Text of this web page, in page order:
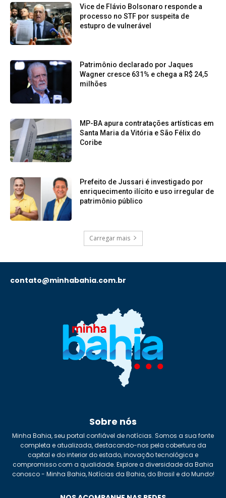
Vice de Flávio Bolsonaro responde a
processo no STF por suspeita de
estupro de vulnerável
Patrimônio declarado por Jaques
Wagner cresce 631% e chega a R$ 24,5
milhões
MP-BA apura contratações artísticas em
Santa Maria da Vitória e São Félix do
Coribe
Prefeito de Jussari é investigado por
enriquecimento ilícito e uso irregular de
patrimônio público
Carregar mais
contato@minhabahia.com.br
Sobre nós
Minha Bahia, seu portal confiável de notícias. Somos a sua fonte
completa e atualizada, destacando-nos pela cobertura da
capital e do interior do estado, inovação tecnológica e
compromisso com a qualidade. Explore a diversidade da Bahia
conosco - Minha Bahia, Notícias da Bahia, do Brasil e do Mundo!